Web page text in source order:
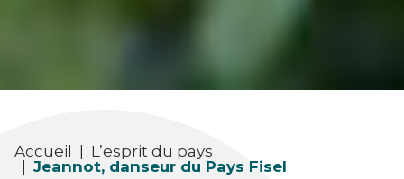
Accueil | L’esprit du pays
| Jeannot, danseur du Pays Fisel